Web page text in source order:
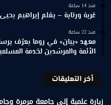
منذ 14 ساعة
غربة ورتابة – بقلم إبراهيم
منذ 22 ساعة
معهد «بيان» في روما يعرّف
الأئمة والمرشدين لخدمة
أخر التعليقات